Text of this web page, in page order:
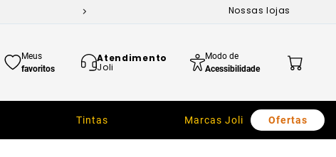
Nossas lojas
Meus
favoritos
Atendimento
Joli
Modo de
Acessibilidade
Tintas Marcas Joli Ofertas